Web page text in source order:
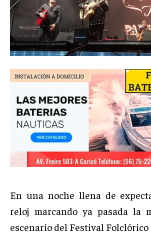
En una noche llena de
reloj marcando ya pasada la
escenario del Festival Folclórico